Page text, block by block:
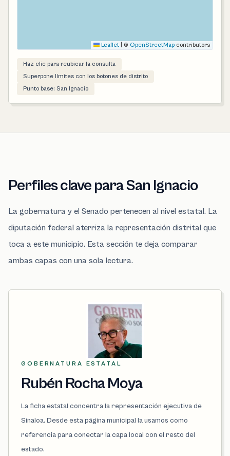
Leaflet © OpenStreetMap contributors
Haz clic para reubicar la consulta
Superpone límites con los botones de distrito
Punto base: San Ignacio
Perfiles clave para San Ignacio
La gobernatura y el Senado pertenecen al nivel estatal. La
diputación federal aterriza la representación distrital que
toca a este municipio. Esta sección te deja comparar
ambas capas con una sola lectura.
GOBERNATURA ESTATAL
Rubén Rocha Moya
La ficha estatal concentra la representación ejecutiva de
Sinaloa. Desde esta página municipal la usamos como
referencia para conectar la capa local con el resto del
estado.